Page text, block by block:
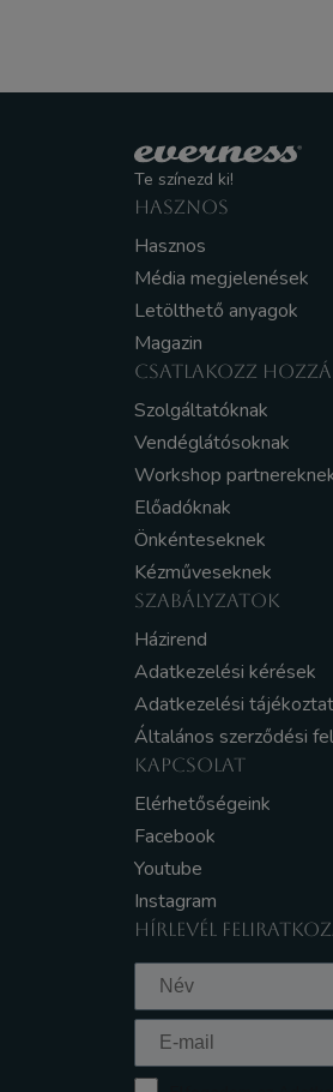
Te színezd ki!
HASZNOS
Hasznos
Média megjelenések
Letölthető anyagok
Magazin
CSATLAKOZZ
Szolgáltatóknak
Vendéglátósoknak
Workshop
Előadóknak
Önkénteseknek
Kézműveseknek
SZABÁLYZATOK
Házirend
Adatkezelési kérések
Adatkezelési
Általános szerződési
KAPCSOLAT
Elérhetőségeink
Facebook
Youtube
Instagram
HÍRLEVÉL